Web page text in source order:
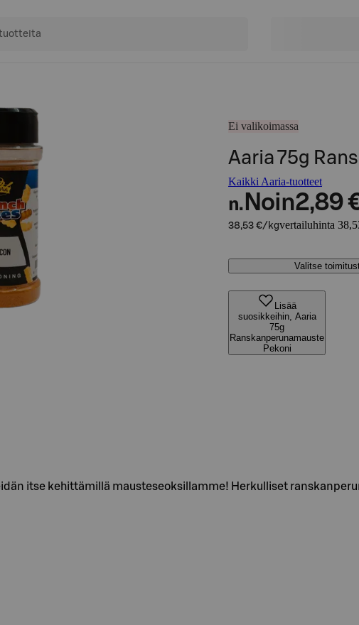
Ei valikoimassa
Aaria 75g
Kaikki Aaria-tuotteet
n. Noin2,89
38,53 €/kgvertailuhinta
Valitse
Lisää
suosikkeihin, Aaria
75g
Ranskanperunamauste
Pekoni
itse kehittämillä mausteseoksillamme! Herkulliset